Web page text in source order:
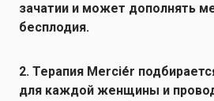
зачатии и может дополнять
бесплодия.
2. Терапия Merciér
для каждой женщины и